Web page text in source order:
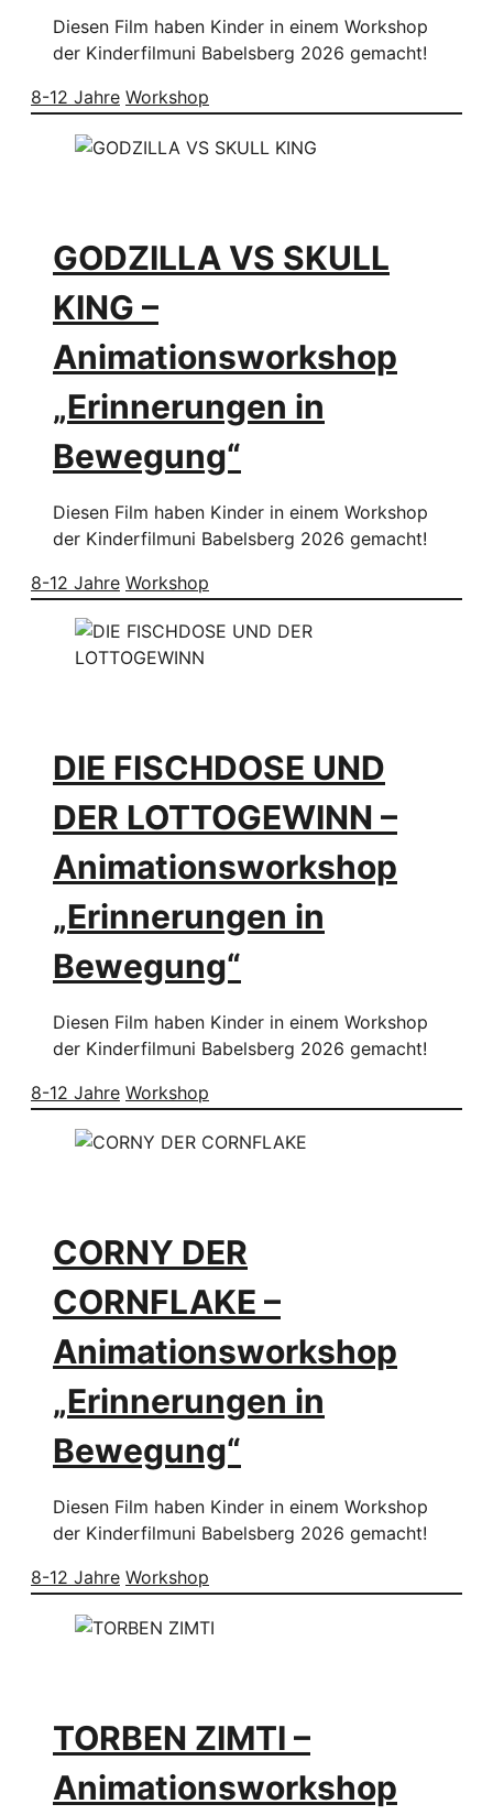
Diesen Film haben Kinder in einem Workshop
der Kinderfilmuni Babelsberg 2026 gemacht!
8-12 Jahre Workshop
GODZILLA VS SKULL
KING –
Animationsworkshop
„Erinnerungen in
Bewegung“
Diesen Film haben Kinder in einem Workshop
der Kinderfilmuni Babelsberg 2026 gemacht!
8-12 Jahre Workshop
DIE FISCHDOSE UND
DER LOTTOGEWINN –
Animationsworkshop
„Erinnerungen in
Bewegung“
Diesen Film haben Kinder in einem Workshop
der Kinderfilmuni Babelsberg 2026 gemacht!
8-12 Jahre Workshop
CORNY DER
CORNFLAKE –
Animationsworkshop
„Erinnerungen in
Bewegung“
Diesen Film haben Kinder in einem Workshop
der Kinderfilmuni Babelsberg 2026 gemacht!
8-12 Jahre Workshop
TORBEN ZIMTI –
Animationsworkshop